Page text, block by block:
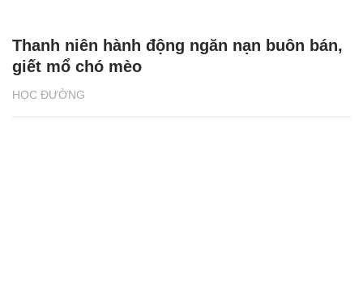
HỌC ĐƯỜNG
Thanh niên hành động ngăn nạn buôn bán,
giết mổ chó mèo